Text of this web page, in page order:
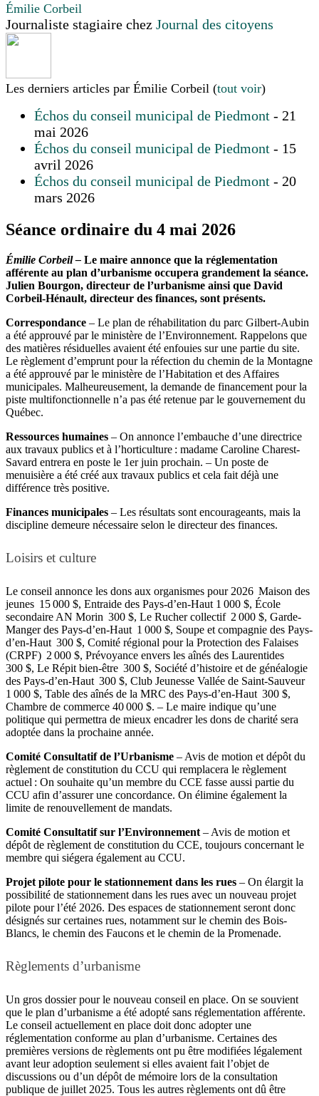
Émilie Corbeil
Journaliste stagiaire chez Journal des citoyens
Les derniers articles par Émilie Corbeil (tout voir)
Échos du conseil municipal de Piedmont - 21
mai 2026
Échos du conseil municipal de Piedmont - 15
avril 2026
Échos du conseil municipal de Piedmont - 20
mars 2026
Séance ordinaire du 4 mai 2026
Émilie Corbeil – Le maire annonce que la réglementation
afférente au plan d’urbanisme occupera grandement la séance.
Julien Bourgon, directeur de l’urbanisme ainsi que David
Corbeil-Hénault, directeur des finances, sont présents.
Correspondance – Le plan de réhabilitation du parc Gilbert-Aubin
a été approuvé par le ministère de l’Environnement. Rappelons que
des matières résiduelles avaient été enfouies sur une partie du site.
Le règlement d’emprunt pour la réfection du chemin de la Montagne
a été approuvé par le ministère de l’Habitation et des Affaires
municipales. Malheureusement, la demande de financement pour la
piste multifonctionnelle n’a pas été retenue par le gouvernement du
Québec.
Ressources humaines – On annonce l’embauche d’une directrice
aux travaux publics et à l’horticulture : madame Caroline Charest-
Savard entrera en poste le 1er juin prochain. – Un poste de
menuisière a été créé aux travaux publics et cela fait déjà une
différence très positive.
Finances municipales – Les résultats sont encourageants, mais la
discipline demeure nécessaire selon le directeur des finances.
Loisirs et culture
Le conseil annonce les dons aux organismes pour 2026 Maison des
jeunes 15 000 $, Entraide des Pays-d’en-Haut 1 000 $, École
secondaire AN Morin 300 $, Le Rucher collectif 2 000 $, Garde-
Manger des Pays-d’en-Haut 1 000 $, Soupe et compagnie des Pays-
d’en-Haut 300 $, Comité régional pour la Protection des Falaises
(CRPF) 2 000 $, Prévoyance envers les aînés des Laurentides
300 $, Le Répit bien-être 300 $, Société d’histoire et de généalogie
des Pays-d’en-Haut 300 $, Club Jeunesse Vallée de Saint-Sauveur
1 000 $, Table des aînés de la MRC des Pays-d’en-Haut 300 $,
Chambre de commerce 40 000 $. – Le maire indique qu’une
politique qui permettra de mieux encadrer les dons de charité sera
adoptée dans la prochaine année.
Comité Consultatif de l’Urbanisme – Avis de motion et dépôt du
règlement de constitution du CCU qui remplacera le règlement
actuel : On souhaite qu’un membre du CCE fasse aussi partie du
CCU afin d’assurer une concordance. On élimine également la
limite de renouvellement de mandats.
Comité Consultatif sur l’Environnement – Avis de motion et
dépôt de règlement de constitution du CCE, toujours concernant le
membre qui siégera également au CCU.
Projet pilote pour le stationnement dans les rues – On élargit la
possibilité de stationnement dans les rues avec un nouveau projet
pilote pour l’été 2026. Des espaces de stationnement seront donc
désignés sur certaines rues, notamment sur le chemin des Bois-
Blancs, le chemin des Faucons et le chemin de la Promenade.
Règlements d’urbanisme
Un gros dossier pour le nouveau conseil en place. On se souvient
que le plan d’urbanisme a été adopté sans réglementation afférente.
Le conseil actuellement en place doit donc adopter une
réglementation conforme au plan d’urbanisme. Certaines des
premières versions de règlements ont pu être modifiées légalement
avant leur adoption seulement si elles avaient fait l’objet de
discussions ou d’un dépôt de mémoire lors de la consultation
publique de juillet 2025. Tous les autres règlements ont dû être